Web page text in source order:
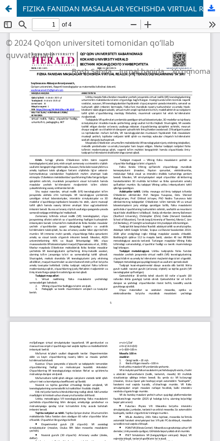
FIZIKA FANIDAN MASALALAR YECHISHDA VIRTUAL REALLIK (VR) TEXNOLOGIYALARINING TA’SIRI
© 2024 Qo‘qon universiteti tomonidan qo‘llab
quvvatlanadi
Bosh Sahifa Jurnal haqida Yo'riqnoma